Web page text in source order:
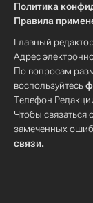
Политика
Правила
Главный
Адрес
По вопросам
воспользуйтесь
Телефон
Чтобы связаться
замеченных
связи.